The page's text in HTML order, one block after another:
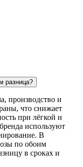
разница?
производство и
что снижает
при лёгкой и
используют
В
по обоим
в сроках и